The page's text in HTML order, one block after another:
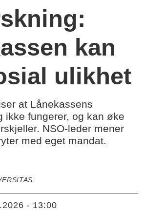
kan
ulikhet
at Lånekassens
ikke fungerer, og kan øke
NSO-leder mener
med eget mandat.
- 13:00